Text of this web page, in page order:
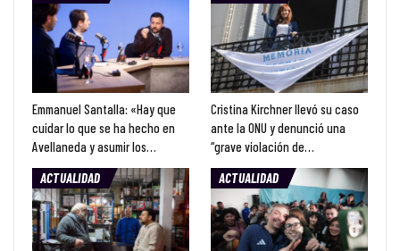
Emmanuel Santalla: «Hay que
cuidar lo que se ha hecho en
Avellaneda y asumir los…
Cristina Kirchner llevó su caso
ante la ONU y denunció una
“grave violación de…
ACTUALIDAD
ACTUALIDAD